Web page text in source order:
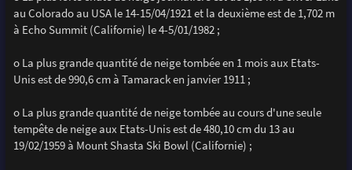
au Colorado au USA le 14-15/04/1921 et la deuxième est de 1,702 m
à Echo Summit (Californie) le 4-5/01/1982 ;
o La plus grande quantité de neige tombée en 1 mois aux Etats-
Unis est de 990,6 cm à Tamarack en janvier 1911 ;
o La plus grande quantité de neige tombée au cours d'une seule
tempête de neige aux Etats-Unis est de 480,10 cm du 13 au
19/02/1959 à Mount Shasta Ski Bowl (Californie) ;